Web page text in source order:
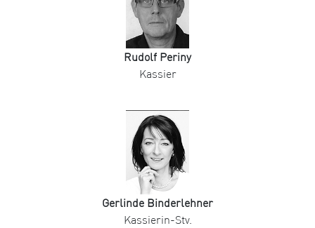
Rudolf Periny
Kassier
Gerlinde Binderlehner
Kassierin-Stv.